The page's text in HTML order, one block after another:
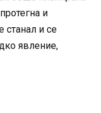
и
станал и се
явление,